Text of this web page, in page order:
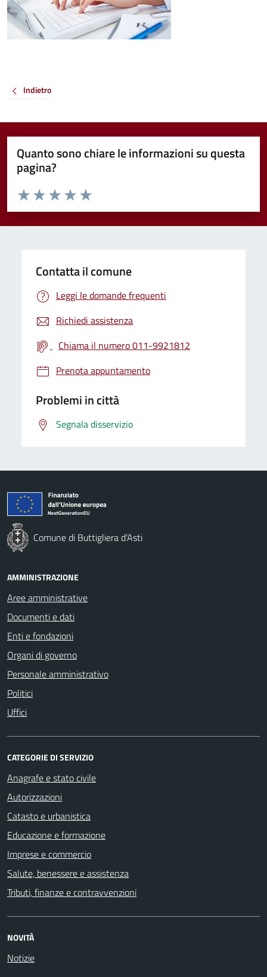
Indietro
Quanto sono chiare le informazioni su questa
pagina?
Valuta da 1 a 5 stelle la pagina
Valuta 5 stelle su 5
Valuta 4 stelle su 5
Valuta 3 stelle su 5
Valuta 2 stelle su 5
Valuta 1 stelle su 5
Contatta il comune
Leggi le domande frequenti
Richiedi assistenza
Chiama il numero 011-9921812
Prenota appuntamento
Problemi in città
Segnala disservizio
Comune di Buttigliera d'Asti
AMMINISTRAZIONE
Aree amministrative
Documenti e dati
Enti e fondazioni
Organi di governo
Personale amministrativo
Politici
Uffici
CATEGORIE DI SERVIZIO
Anagrafe e stato civile
Autorizzazioni
Catasto e urbanistica
Educazione e formazione
Imprese e commercio
Salute, benessere e assistenza
Tributi, finanze e contravvenzioni
NOVITÀ
Notizie